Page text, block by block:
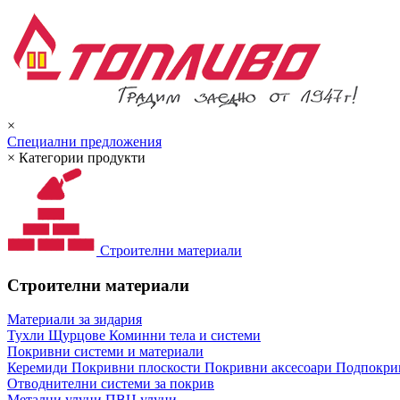
×
Специални предложения
× Категории продукти
Строителни материали
Строителни материали
Материали за зидария
Тухли Щурцове Коминни тела и системи
Покривни системи и материали
Керемиди Покривни плоскости Покривни аксесоари
Отводнителни системи за покрив